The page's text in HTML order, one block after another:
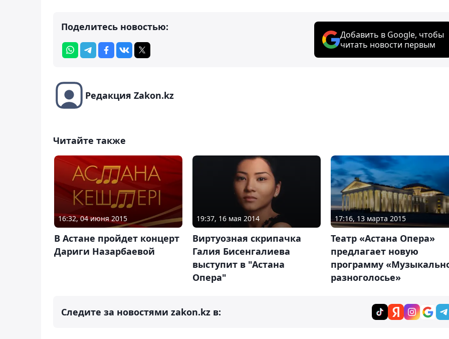
Поделитесь новостью:
Добавить в Google, чтобы
читать новости первым
Редакция Zakon.kz
Читайте также
16:32, 04 июня 2015
В Астане пройдет концерт
Дариги Назарбаевой
19:37, 16 мая 2014
Виртуозная скрипачка
Галия Бисенгалиева
выступит в "Астана
Опера"
17:16, 13 марта 2015
Театр «Астана Опера»
предлагает новую
программу
разноголосье»
Следите за новостями zakon.kz в: